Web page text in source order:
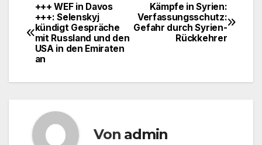
Beitragsnavigation
Kämpfe in Syrien:
Verfassungsschutz:
Gefahr durch Syrien-
Rückkehrer
+++ WEF in Davos
+++: Selenskyj
kündigt Gespräche
mit Russland und den
USA in den Emiraten
an
Von admin